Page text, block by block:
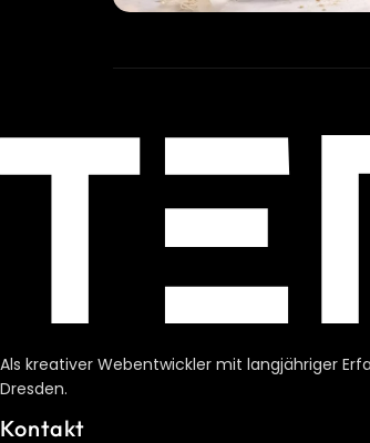
Als kreativer Webentwickler mit langjähriger
Dresden.
Kontakt